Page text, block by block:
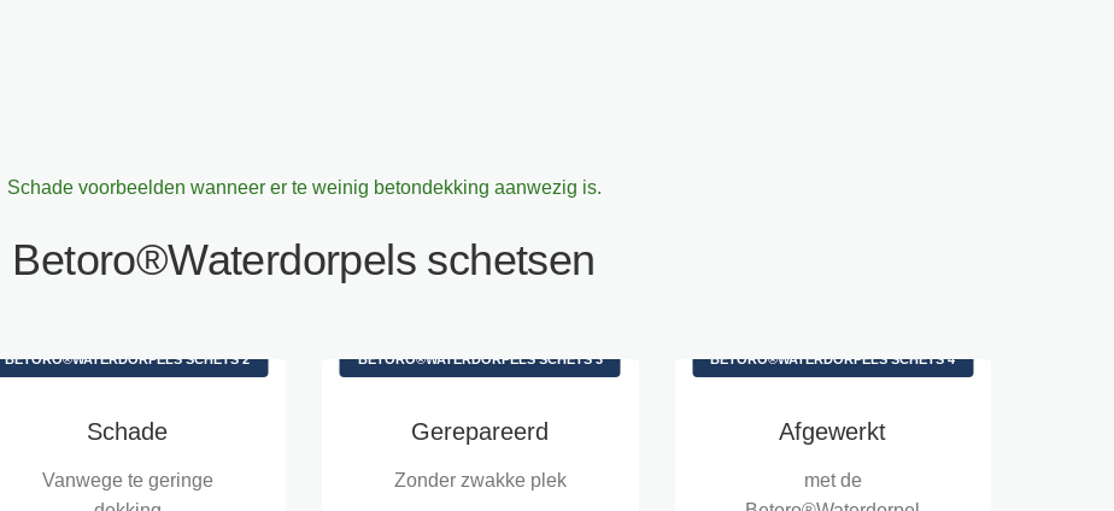
Schade voorbeelden wanneer er te weinig betondekking aanwezig is.
Betoro®Waterdorpels schetsen
BETORO®WATERDORPELS SCHETS 2
Schade
Vanwege te geringe
BETORO®WATERDORPELS SCHETS 3
Gerepareerd
Zonder zwakke plek
BETORO®WATERDORPELS SCHETS 4
Afgewerkt
met de